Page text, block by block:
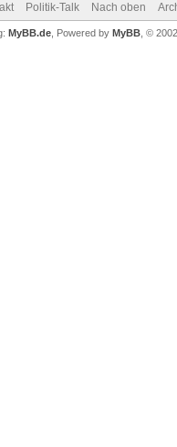
Politik-Talk Nach oben
MyBB.de , Powered by MyBB , ©